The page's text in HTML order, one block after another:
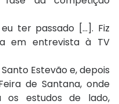
ter passado [...]. Fiz
em entrevista à TV
Estevão e, depois
de Santana, onde
os estudos de lado,